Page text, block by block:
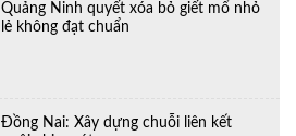
Quảng Ninh quyết xóa bỏ giết mổ nhỏ
lẻ không đạt chuẩn
Đồng Nai: Xây dựng chuỗi liên kết